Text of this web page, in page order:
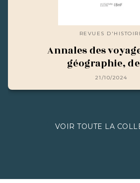
REVUES
Annales des
géographie,
21/10/2024
VOIR TOUTE LA